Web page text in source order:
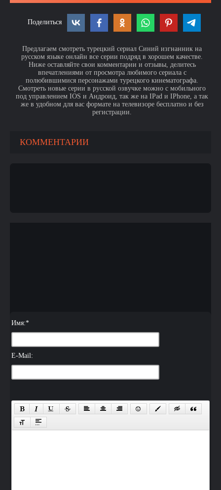
Поделиться
Предлагаем смотреть турецкий сериал Синий изгнанник на
русском языке онлайн все серии подряд в хорошем качестве.
Ниже оставляйте свои комментарии и отзывы, делитесь
впечатлениями от просмотра любимого сериала с
полюбившимися персонажами турецкого кинематографа.
Смотреть новые серии в русской озвучке можно с мобильного
под управлением IOS и Андроид, так же на IPad и IPhone, а так
же в удобном для вас формате на телевизоре бесплатно и без
регистрации.
КОММЕНТАРИИ
Имя:*
E-Mail: